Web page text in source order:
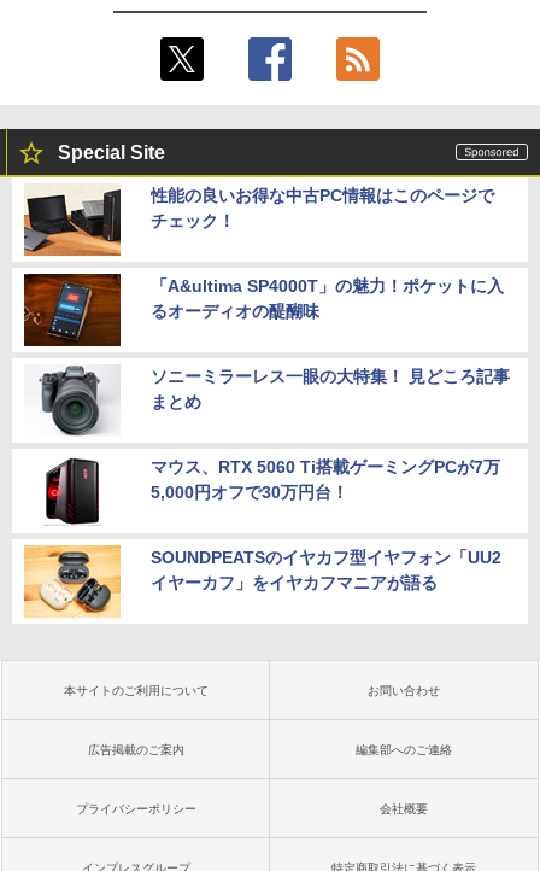
Special Site
性能の良いお得な中古PC情報はこのページで
チェック！
「A&ultima SP4000T」の魅力！ポケットに入
るオーディオの醍醐味
ソニーミラーレス一眼の大特集！ 見どころ記事
まとめ
マウス、RTX 5060 Ti搭載ゲーミングPCが7万
5,000円オフで30万円台！
SOUNDPEATSのイヤカフ型イヤフォン「UU2
イヤーカフ」をイヤカフマニアが語る
本サイトのご利用について お問い合わせ
広告掲載のご案内 編集部へのご連絡
プライバシーポリシー 会社概要
インプレスグループ 特定商取引法に基づく表示